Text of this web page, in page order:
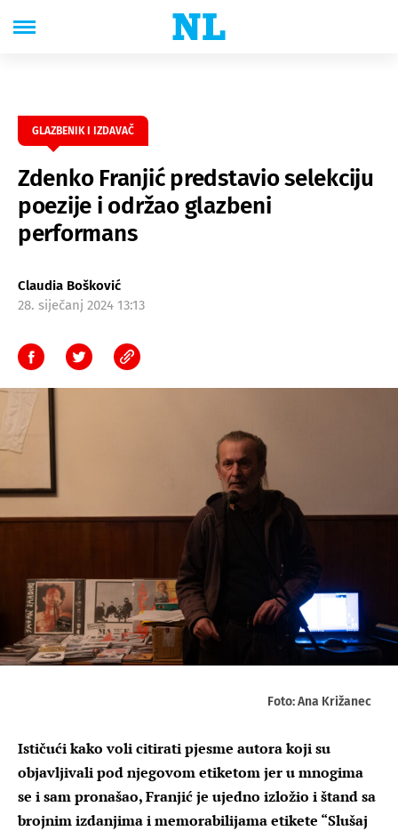
GLAZBENIK I IZDAVAČ
Zdenko Franjić predstavio selekciju
poezije i održao glazbeni
performans
Claudia Bošković
28. siječanj 2024 13:13
Foto: Ana Križanec
Ističući kako voli citirati pjesme autora koji su
objavljivali pod njegovom etiketom jer u mnogima
se i sam pronašao, Franjić je ujedno izložio i štand sa
brojnim izdanjima i memorabilijama etikete “Slušaj